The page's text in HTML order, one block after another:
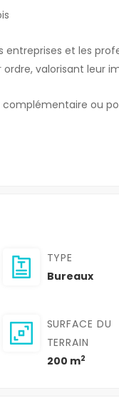
entreprises et les
valorisant leur
ou
TYPE
Bureaux
SURFACE DU
TERRAIN
200 m2